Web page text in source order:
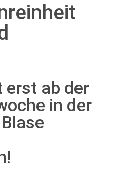
erst ab der
in der